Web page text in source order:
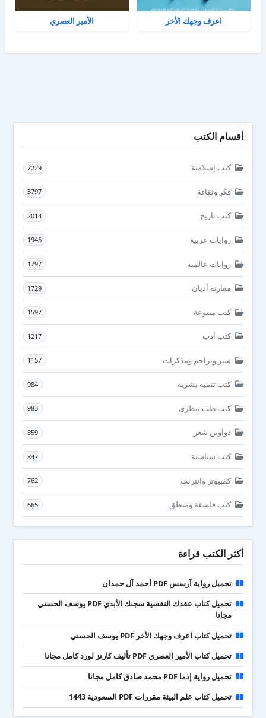
اعرف وجهك الأخر الأمير العصري
أقسام الكتب
كتب إسلامية 7229
فكر وثقافة 3797
كتب تاريخ 2014
روايات عربية 1946
روايات عالمية 1797
مقارنة أديان 1729
كتب متنوعة 1597
كتب أدب 1217
سير وتراجم ومذكرات 1157
كتب تنمية بشرية 984
كتب طب بيطرى 983
دواوين شعر 859
كتب سياسية 847
كمبيوتر وانترنت 762
كتب فلسفة ومنطق 665
أكثر الكتب قراءة
تحميل رواية آرسس PDF أحمد آل حمدان
تحميل كتاب عقدك النفسية سجنك الأبدي PDF يوسف الحسني
مجانا
تحميل كتاب اعرف وجهك الأخر PDF يوسف الحسني
تحميل كتاب الأمير العصري PDF تأليف كارنز لورد كامل مجانا
تحميل رواية إذما PDF محمد صادق كامل مجانا
تحميل كتاب علم البيئة مقررات PDF السعودية 1443